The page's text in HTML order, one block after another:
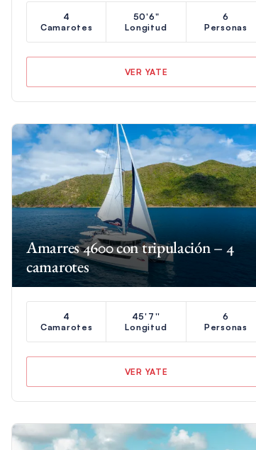
4
Camarotes
50'6"
Longitud
6
Personas
VER YATE
Amarres 4600 con tripulación – 4
camarotes
4
Camarotes
45'7''
Longitud
6
Personas
VER YATE